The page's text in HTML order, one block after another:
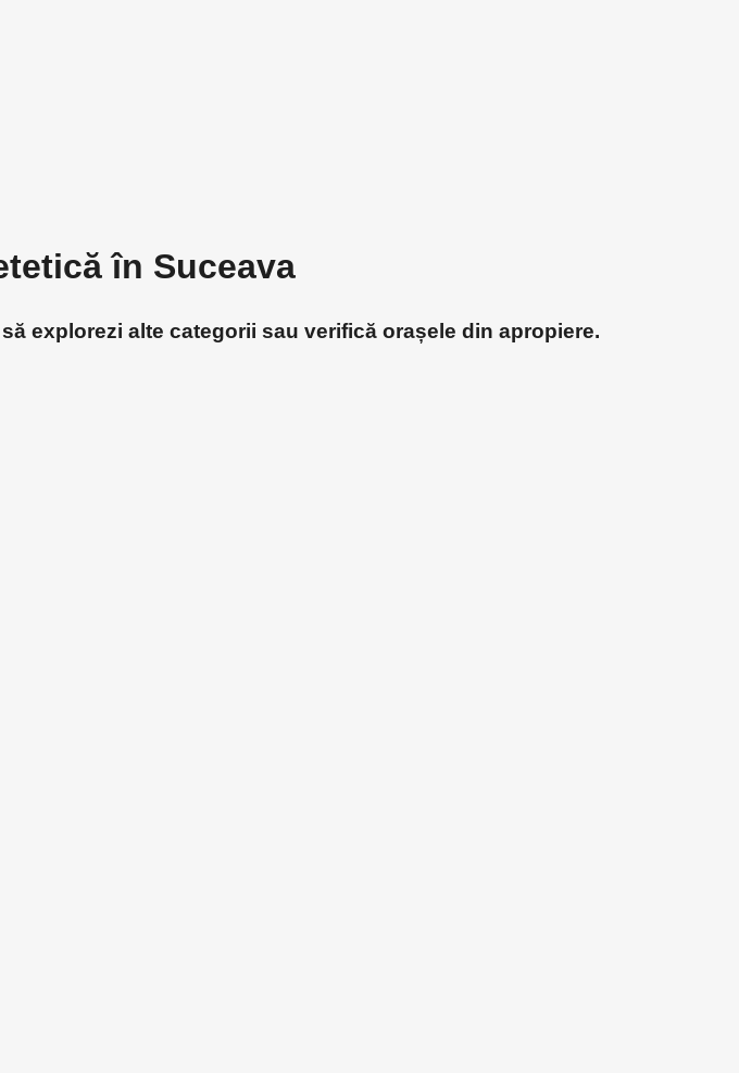
în Suceava
explorezi alte categorii sau verifică orașele din apropiere.